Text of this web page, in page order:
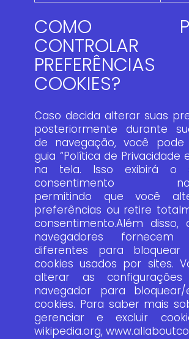
COMO
COOKIES?
Caso decida alterar suas
posteriormente durante
de navegação, você
guia “Política de Privacidade
na tela. Isso exibirá o
consentimento
permitindo que você
preferências ou retire
consentimento.Além disso,
navegadores fornecem
diferentes para bloquear
cookies usados por sites.
alterar as
navegador para bloquear/
cookies. Para saber mais
gerenciar e excluir
wikipedia.org,